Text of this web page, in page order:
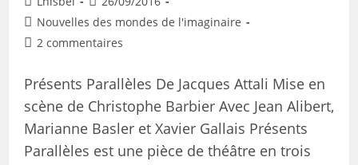
Nouvelles des mondes de l'imaginaire
2 commentaires
Présents Parallèles De Jacques Attali Mise en
scène de Christophe Barbier Avec Jean Alibert,
Marianne Basler et Xavier Gallais Présents
Parallèles est une pièce de théâtre en trois